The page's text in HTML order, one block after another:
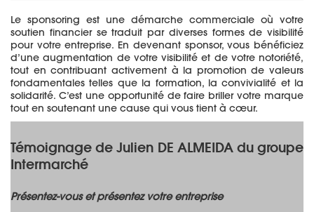
Le sponsoring est une démarche commerciale où votre
soutien financier se traduit par diverses formes de visibilité
pour votre entreprise. En devenant sponsor, vous bénéficiez
d’une augmentation de votre visibilité et de votre notoriété,
tout en contribuant activement à la promotion de valeurs
fondamentales telles que la formation, la convivialité et la
solidarité. C’est une opportunité de faire briller votre marque
tout en soutenant une cause qui vous tient à cœur.
Témoignage de Julien DE ALMEIDA du groupe
Intermarché
Présentez-vous et présentez votre entreprise